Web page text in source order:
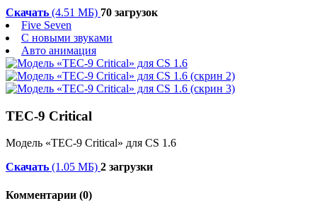
Скачать (4.51 МБ) 70 загрузок
Five Seven
С новыми звуками
Авто анимация
TEC-9 Critical
Модель «TEC-9 Critical» для CS 1.6
Скачать (1.05 МБ) 2 загрузки
Комментарии (0)